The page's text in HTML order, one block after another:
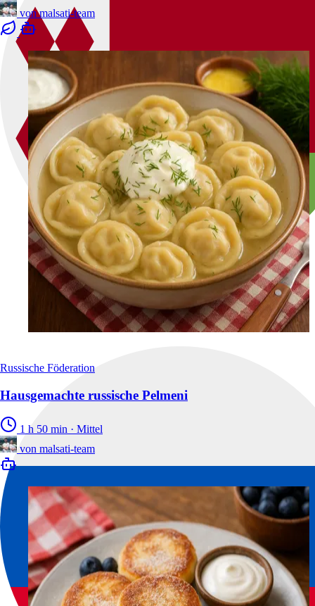
von malsati-team
Russische Föderation
Hausgemachte russische Pelmeni
1 h 50 min · Mittel
von malsati-team